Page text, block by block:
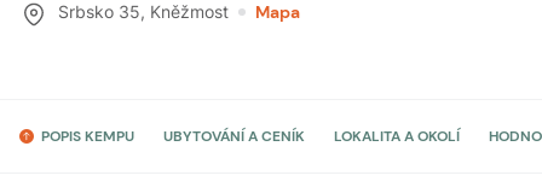
Srbsko 35, Kněžmost Mapa
POPIS KEMPU UBYTOVÁNÍ A CENÍK LOKALITA A OKOLÍ